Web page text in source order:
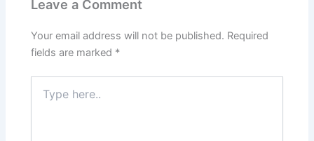
Leave a Comment
Your email address will not be published. Required
fields are marked *
here..